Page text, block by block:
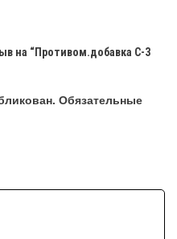
на “Противом.добавка С-3
Обязательные